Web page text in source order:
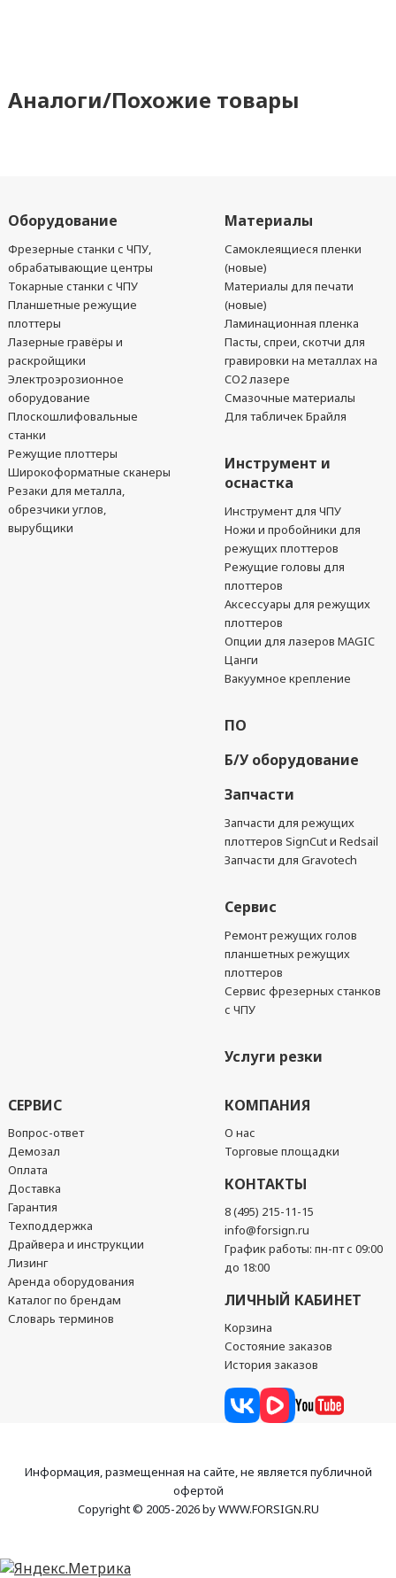
Аналоги/Похожие товары
Оборудование
Фрезерные станки с ЧПУ,
обрабатывающие центры
Токарные станки с ЧПУ
Планшетные режущие
плоттеры
Лазерные гравёры и
раскройщики
Электроэрозионное
оборудование
Плоскошлифовальные
станки
Режущие плоттеры
Широкоформатные сканеры
Резаки для металла,
обрезчики углов,
вырубщики
Материалы
Самоклеящиеся пленки
(новые)
Материалы для печати
(новые)
Ламинационная пленка
Пасты, спреи, скотчи для
гравировки на металлах на
CO2 лазере
Смазочные материалы
Для табличек Брайля
Инструмент и
оснастка
Инструмент для ЧПУ
Ножи и пробойники для
режущих плоттеров
Режущие головы для
плоттеров
Аксессуары для режущих
плоттеров
Опции для лазеров MAGIC
Цанги
Вакуумное крепление
ПО
Б/У оборудование
Запчасти
Запчасти для режущих
плоттеров SignCut и Redsail
Запчасти для Gravotech
Сервис
Ремонт режущих голов
планшетных режущих
плоттеров
Сервис фрезерных станков
с ЧПУ
Услуги резки
СЕРВИС
Вопрос-ответ
Демозал
Оплата
Доставка
Гарантия
Техподдержка
Драйвера и инструкции
Лизинг
Аренда оборудования
Каталог по брендам
Словарь терминов
КОМПАНИЯ
О нас
Торговые площадки
КОНТАКТЫ
8 (495) 215-11-15
info@forsign.ru
График работы: пн-пт с 09:00
до 18:00
ЛИЧНЫЙ КАБИНЕТ
Корзина
Состояние заказов
История заказов
Информация, размещенная на сайте, не является публичной
офертой
Copyright © 2005-2026 by WWW.FORSIGN.RU